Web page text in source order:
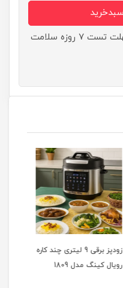
ضمانت مادام العمر اصالت و مهلت تست ۷ روزه سلامت
زودپز برقی 9 لیتری چند کاره
رویال کینگ مدل 1809